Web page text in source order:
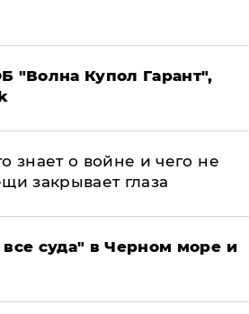
"Волна Купол Гарант",
знает о войне и чего не
закрывает глаза
все суда" в Черном море и